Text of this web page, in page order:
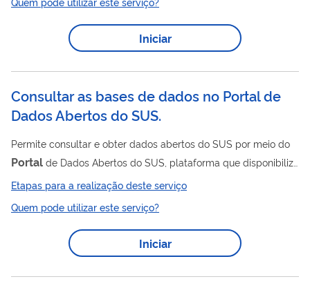
qualitativas e desvios em armazenagem apurados.
Iniciar
Consultar as bases de dados no Portal de
Dados Abertos do SUS.
Permite consultar e obter dados abertos do SUS por meio do
Portal de Dados Abertos do SUS, plataforma que disponibiliza
em formato aberto as bases de dados dos diversos sistemas
de informação da saúde para download nos formatos CSV,
JSON, XML e via API.
Etapas para a realização deste serviço
Quem pode utilizar este serviço?
Iniciar